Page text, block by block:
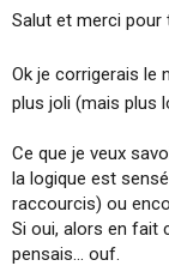
Salut et merci pour
Ok je corrigerais le
plus joli (mais plus
Ce que je veux
la logique est
raccourcis) ou
Si oui, alors en fait
pensais... ouf.